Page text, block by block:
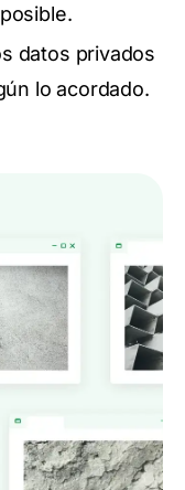
datos privados
lo acordado.